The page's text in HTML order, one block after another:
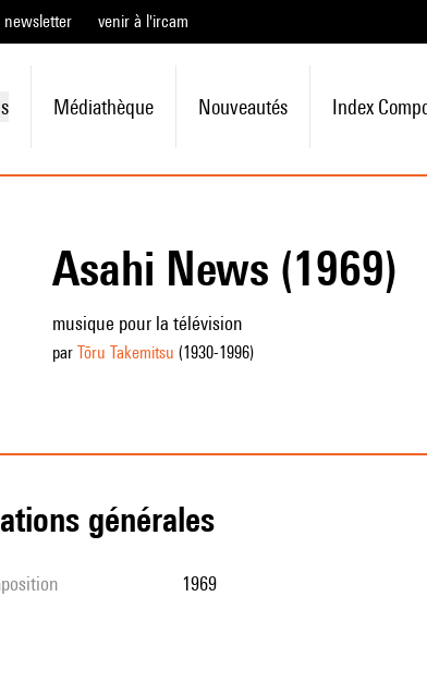
newsletter venir à l'ircam
Médiathèque Nouveautés Index
Asahi News (1969)
musique pour la télévision
par Tōru Takemitsu (1930-1996)
générales
1969